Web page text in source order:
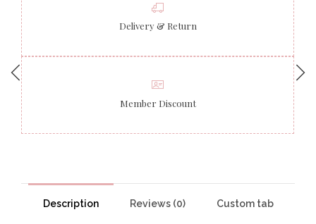
Delivery & Return
Member Discount
Description Reviews (0) Custom tab